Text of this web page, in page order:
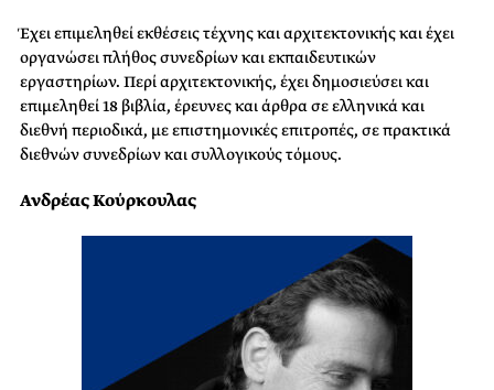
Έχει επιμεληθεί εκθέσεις τέχνης και αρχιτεκτονικής και έχει
οργανώσει πλήθος συνεδρίων και εκπαιδευτικών
εργαστηρίων. Περί αρχιτεκτονικής, έχει δημοσιεύσει και
επιμεληθεί 18 βιβλία, έρευνες και άρθρα σε ελληνικά και
διεθνή περιοδικά, με επιστημονικές επιτροπές, σε πρακτικά
διεθνών συνεδρίων και συλλογικούς τόμους.
Ανδρέας Κούρκουλας